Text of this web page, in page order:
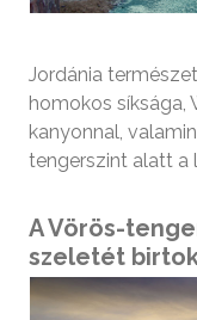
Jordánia
homokos síksága,
kanyonnal,
tengerszint alatt a
A Vörös-
szeletét